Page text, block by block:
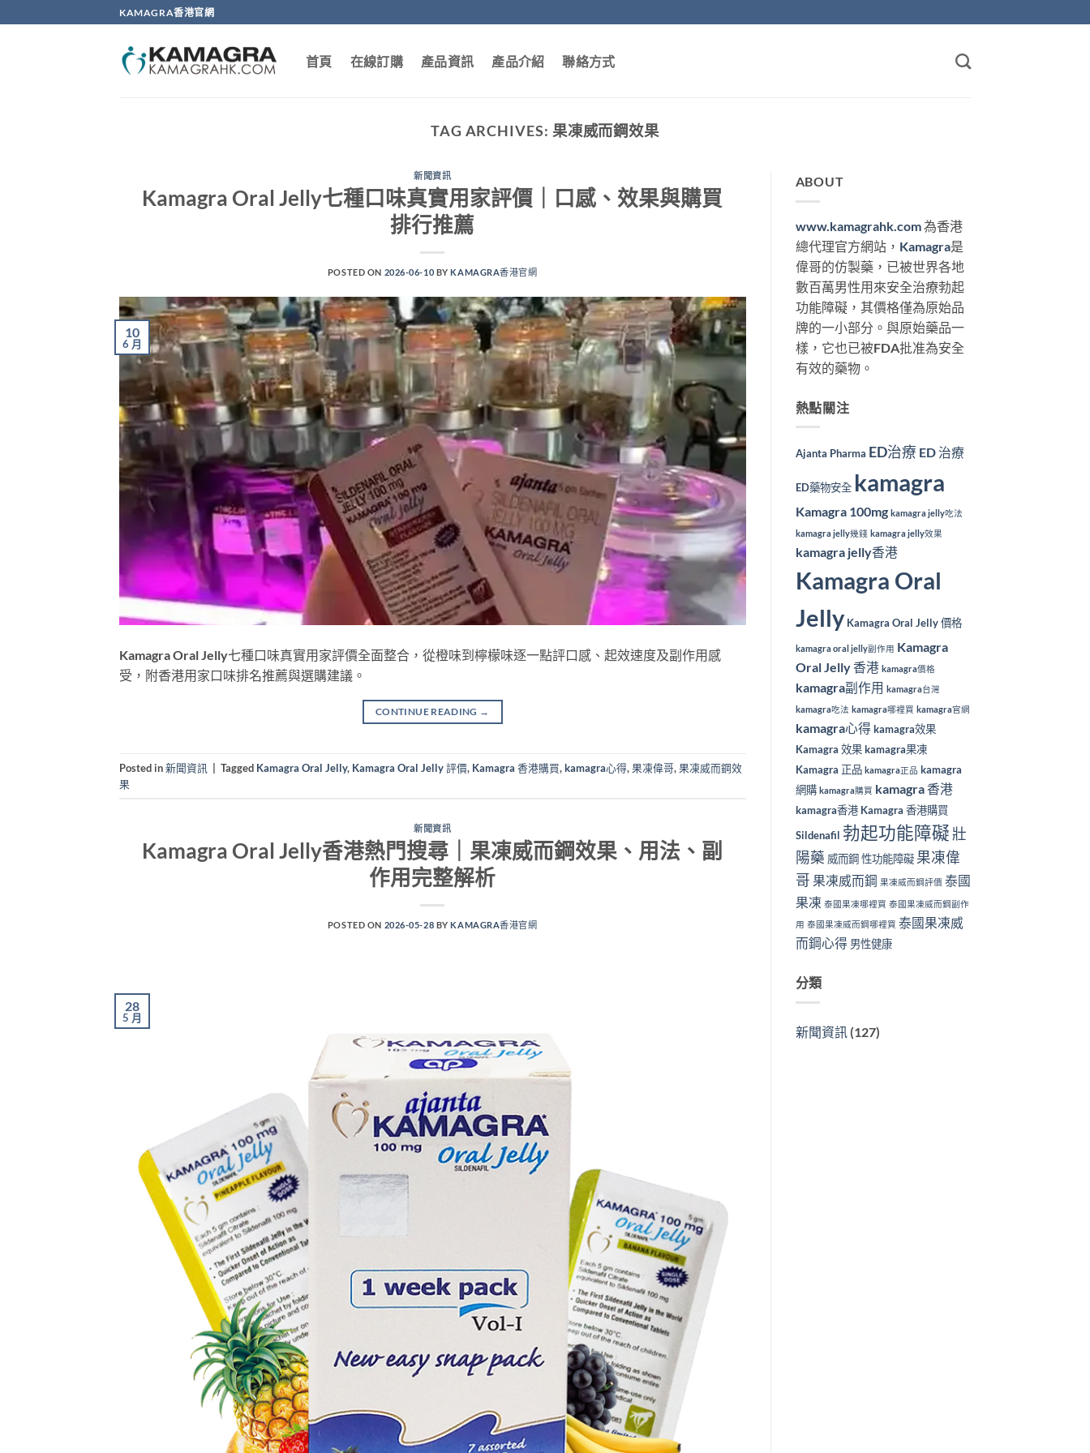
to
KAMAGRA香港官網
首頁 在線訂購 產品資訊 產品介紹 聯絡方式
TAG ARCHIVES: 果凍威而鋼效果
新聞資訊
Kamagra Oral Jelly七種口味真實用家評價｜口感、效果與購買
排行推薦
POSTED ON 2026-06-10 BYKAMAGRA香港官網
10
6 月
Kamagra Oral Jelly七種口味真實用家評價全面整合，從橙味到檸檬味逐一點評口感、起效速度及副作用感
受，附香港用家口味排名推薦與選購建議。
CONTINUE READING →
Posted in新聞資訊 Tagged Kamagra Oral Jelly, Kamagra Oral Jelly 評價, Kamagra 香港購買,kamagra心得,果凍偉哥,果凍威而鋼效
果
新聞資訊
Kamagra Oral Jelly香港熱門搜尋｜果凍威而鋼效果、用法、副
作用完整解析
POSTED ON 2026-05-28 BYKAMAGRA香港官網
28
5 月
ABOUT
www.kamagrahk.com為香港
總代理官方網站， Kamagra是
偉哥的仿製藥，已被世界各地
數百萬男性用來安全治療勃起
功能障礙，其價格僅為原始品
牌的一小部分。與原始藥品一
樣，它也已被FDA批准為安全
有效的藥物。
熱點關注
Ajanta Pharma ED治療 ED 治療
ED藥物安全 kamagra
Kamagra 100mg kamagra jelly吃法
kamagra jelly幾錢 kamagra jelly效果
kamagra jelly香港
Kamagra Oral
Jelly Kamagra Oral Jelly 價格
kamagra oral jelly副作用 Kamagra
Oral Jelly 香港 kamagra價格
kamagra副作用
kamagra台灣
kamagra吃法 kamagra哪裡買 kamagra官網
kamagra心得 kamagra效果
Kamagra 效果 kamagra果凍
Kamagra 正品 kamagra正品 kamagra
網購 kamagra購買 kamagra 香港
kamagra香港 Kamagra 香港購買
Sildenafil 勃起功能障礙壯
陽藥 威而鋼 性功能障礙 果凍偉
哥 果凍威而鋼 果凍威而鋼評價 泰國
果凍 泰國果凍哪裡買 泰國果凍威而鋼副作
用 泰國果凍威而鋼哪裡買 泰國果凍威
而鋼心得 男性健康
分類
新聞資訊(127)